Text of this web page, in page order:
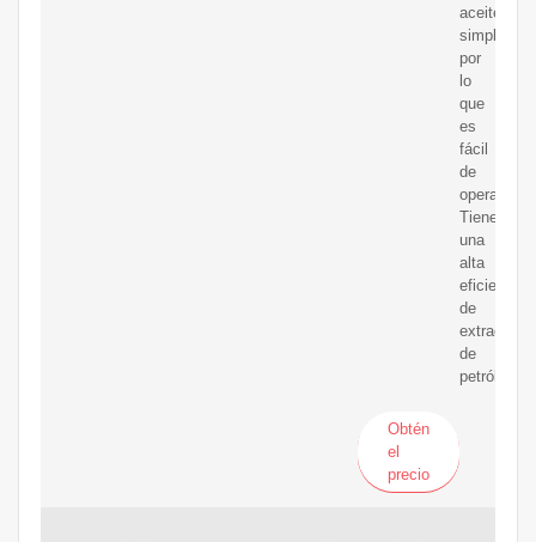
aceite
simples,
por
lo
que
es
fácil
de
operar.
Tiene
una
alta
eficiencia
de
extracción
de
petróleo.
Obtén
el
precio